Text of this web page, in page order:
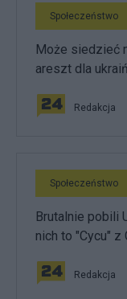
Społeczeństwo
Może siedzieć
areszt dla
Redakcja
Społeczeństwo
Brutalnie pobili
nich to "Cycu" z
Redakcja